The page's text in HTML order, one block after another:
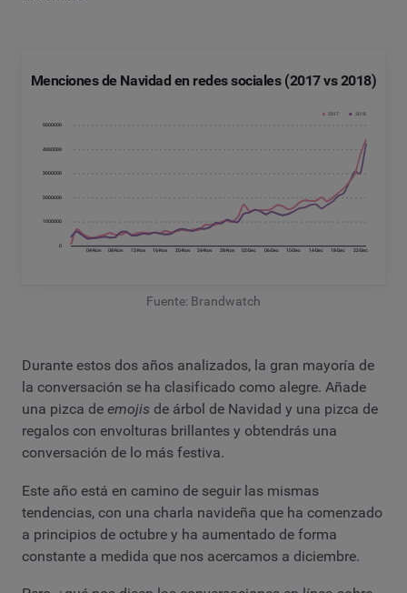
Menciones de Navidad en redes sociales (2017 vs 2018)
Fuente: Brandwatch
Durante estos dos años analizados, la gran mayoría de
la conversación se ha clasificado como alegre. Añade
una pizca de emojis de árbol de Navidad y una pizca de
regalos con envolturas brillantes y obtendrás una
conversación de lo más festiva.
Este año está en camino de seguir las mismas
tendencias, con una charla navideña que ha comenzado
a principios de octubre y ha aumentado de forma
constante a medida que nos acercamos a diciembre.